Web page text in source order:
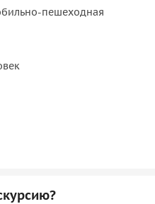
пешеходная